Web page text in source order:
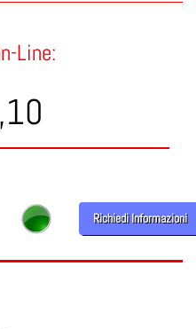
Line:
Richiedi Informazioni